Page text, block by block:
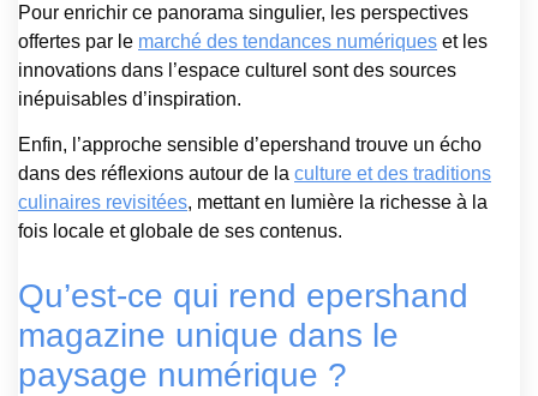
Pour enrichir ce panorama singulier, les perspectives
offertes par le marché des tendances numériques et les
innovations dans l’espace culturel sont des sources
inépuisables d’inspiration.
Enfin, l’approche sensible d’epershand trouve un écho
dans des réflexions autour de la culture et des traditions
culinaires revisitées, mettant en lumière la richesse à la
fois locale et globale de ses contenus.
Qu’est-ce qui rend epershand
magazine unique dans le
paysage numérique ?